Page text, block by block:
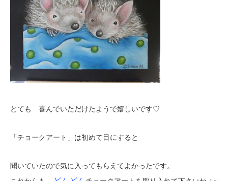
とても 喜んでいただけたようで嬉しいです♡
「チョークアート」は初めて目にすると
聞いていたので気に入ってもらえてよかったです。